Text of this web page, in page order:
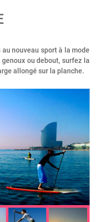
nouveau sport à la mode
ou debout, surfez la
allongé sur la planche.